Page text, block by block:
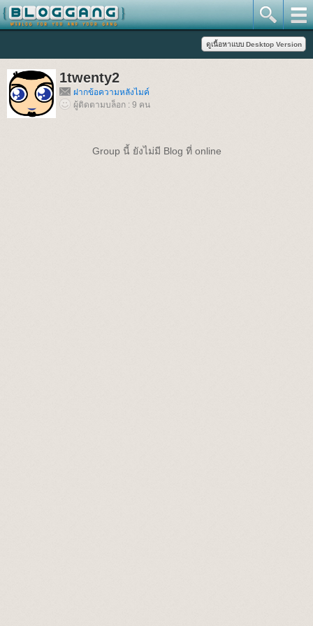
1twenty2
ฝากข้อความหลังไมค์
ผู้ติดตามบล็อก : 9 คน
Group นี้ ยังไม่มี Blog ที่ online